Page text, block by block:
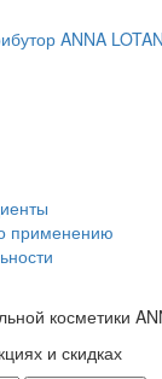
применению
косметики
и скидках